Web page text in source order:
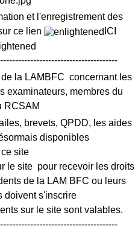
et l'enregistrement des
ce lien
ICI
la LAMBFC concernant les
examinateurs, membres du
RCSAM
brevets, QPDD, les aides
disponibles
site
le site pour recevoir les droits
de la LAM BFC ou leurs
doivent s'inscrire
sur le site sont valables.